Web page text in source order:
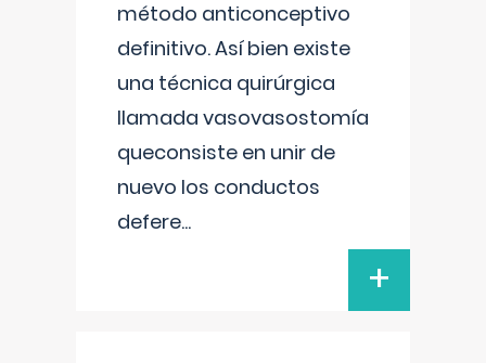
método anticonceptivo
definitivo. Así bien existe
una técnica quirúrgica
llamada vasovasostomía
queconsiste en unir de
nuevo los conductos
defere...
+